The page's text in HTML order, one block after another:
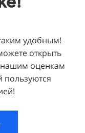
удобным!
открыть
нашим оценкам
пользуются